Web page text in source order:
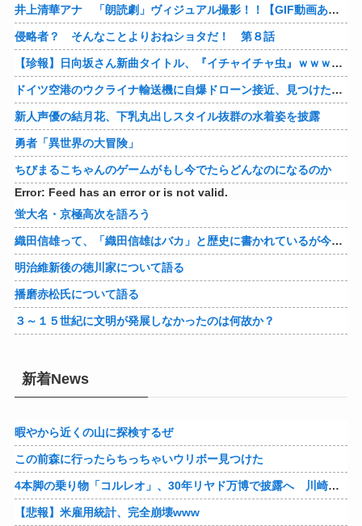
井上清華アナ 「朗読劇」ヴィジュアル撮影！！【GIF動画あり】
侵略者？ そんなことよりおねショタだ！ 第８話
【珍報】日向坂さん新曲タイトル、『イチャイチャ虫』ｗｗｗ★2
ドイツ空港のウクライナ輸送機に自爆ドローン接近、見つけた空港職員が蹴り落とす…高性能プラスチック爆弾搭載！
新人声優の結月花、下乳丸出しスタイル抜群の水着姿を披露
勇者「異世界の大冒険」
ちびまるこちゃんのゲームがもし今でたらどんなのになるのか
Error: Feed has an error or is not valid.
蛍大名・京極高次を語ろう
織田信雄って、「織田信雄はバカ」と歴史に書かれているが今まで家が残っているんでバカではないよな？
明治維新後の徳川家について語る
播磨赤松氏について語る
３～１５世紀に文明が発展しなかったのは何故か？
新着News
暇やから近くの山に探検するぜ
この前森に行ったらちっちゃいウリボー見つけた
4本脚の乗り物「コルレオ」、30年リヤド万博で披露へ 川崎重工が35年発売目指す
【悲報】米雇用統計、完全崩壊www